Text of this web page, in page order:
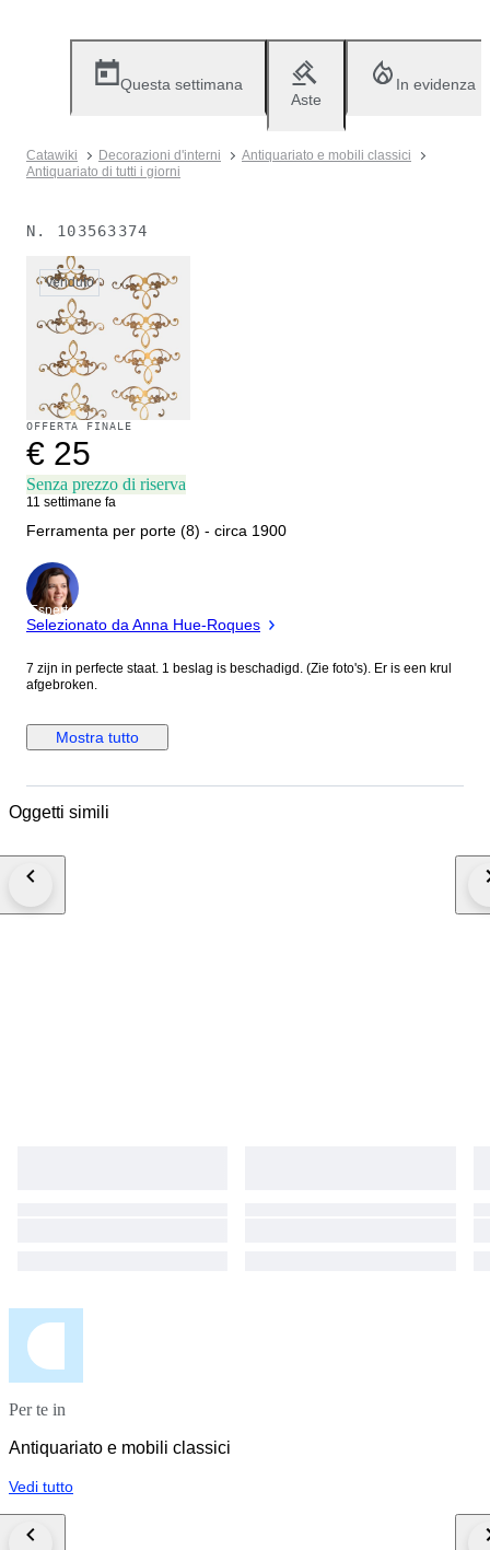
Questa settimana
Aste
In evidenza
Catawiki Decorazioni d'interni
Antiquariato e mobili classici
Antiquariato di tutti i giorni
N. 103563374
Venduto
OFFERTA FINALE
€ 25
Senza prezzo di riserva
11 settimane fa
Ferramenta per porte (8) - circa 1900
Esperto
Selezionato da Anna Hue-Roques
7 zijn in perfecte staat. 1 beslag is beschadigd. (Zie foto's). Er is een krul
afgebroken.
Mostra tutto
Oggetti simili
Per te in
Antiquariato e mobili classici
Vedi tutto